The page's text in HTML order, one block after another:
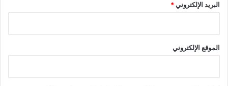
البريد الإلكتروني*
الموقع الإلكتروني